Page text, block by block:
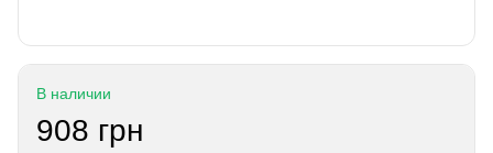
В наличии
908 грн